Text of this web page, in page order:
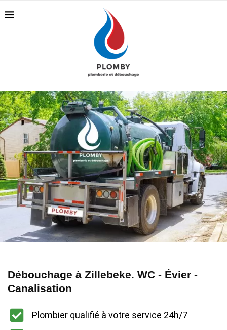
Débouchage à Zillebeke. WC - Évier -
Canalisation
Plombier qualifié à votre service 24h/7